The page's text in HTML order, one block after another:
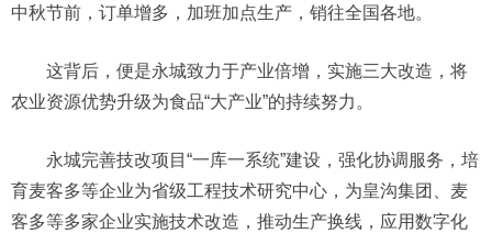
中秋节前，订单增多，加班加点生产，销往全国各地。
这背后，便是永城致力于产业倍增，实施三大改造，将
农业资源优势升级为食品“大产业”的持续努力。
永城完善技改项目“一库一系统”建设，强化协调服务，培
育麦客多等企业为省级工程技术研究中心，为皇沟集团、麦
客多等多家企业实施技术改造，推动生产换线，应用数字化